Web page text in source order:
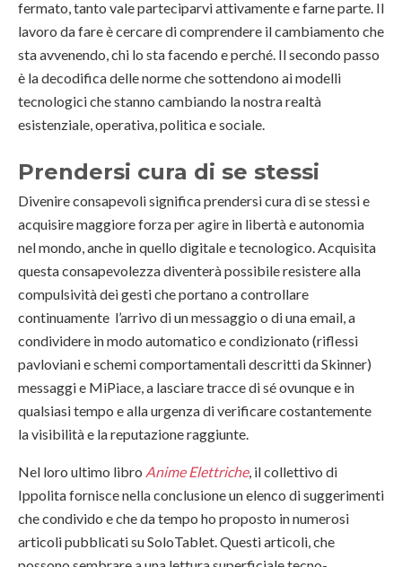
fermato, tanto vale parteciparvi attivamente e farne parte. Il
lavoro da fare è cercare di comprendere il cambiamento che
sta avvenendo, chi lo sta facendo e perché. Il secondo passo
è la decodifica delle norme che sottendono ai modelli
tecnologici che stanno cambiando la nostra realtà
esistenziale, operativa, politica e sociale.
Prendersi cura di se stessi
Divenire consapevoli significa prendersi cura di se stessi e
acquisire maggiore forza per agire in libertà e autonomia
nel mondo, anche in quello digitale e tecnologico. Acquisita
questa consapevolezza diventerà possibile resistere alla
compulsività dei gesti che portano a controllare
continuamente l’arrivo di un messaggio o di una email, a
condividere in modo automatico e condizionato (riflessi
pavloviani e schemi comportamentali descritti da Skinner)
messaggi e MiPiace, a lasciare tracce di sé ovunque e in
qualsiasi tempo e alla urgenza di verificare costantemente
la visibilità e la reputazione raggiunte.
Nel loro ultimo libro Anime Elettriche, il collettivo di
Ippolita fornisce nella conclusione un elenco di suggerimenti
che condivido e che da tempo ho proposto in numerosi
articoli pubblicati su SoloTablet. Questi articoli, che